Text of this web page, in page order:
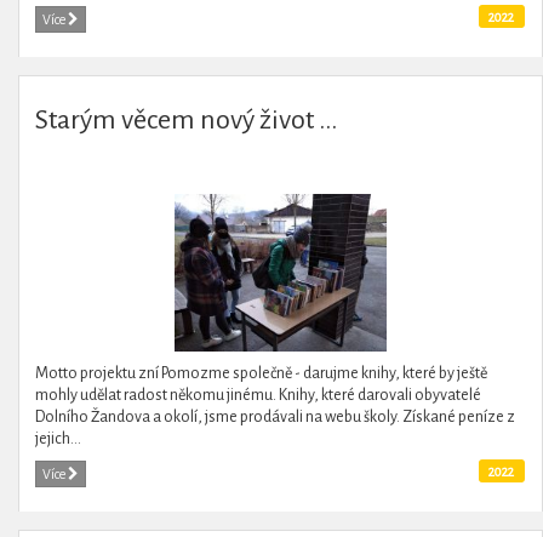
Více 2022
Starým věcem nový život ...
Motto projektu zní Pomozme společně - darujme knihy, které by ještě
mohly udělat radost někomu jinému. Knihy, které darovali obyvatelé
Dolního Žandova a okolí, jsme prodávali na webu školy. Získané peníze z
jejich...
Více 2022